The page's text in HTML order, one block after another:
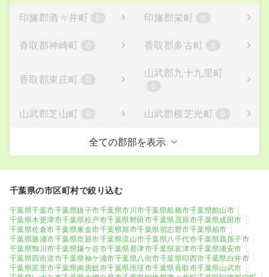
旭市 習志野市
我孫子市
鴨川市 0 鎌ケ谷市 0
富津市
浦安市 四街道市
印西市 1 白井市 0
富里市 0 南房総市 0
印旛郡酒々井町 0 印旛郡栄町 0
香取郡神崎町 0 香取郡多古町 0
香取郡東庄町 0
山武郡九十九里町
0
山武郡芝山町 0 山武郡横芝光町 0
0 長生郡睦沢町
長生郡長生村 0 長生郡白子町 0
長生郡長柄町 0
夷隅郡大多喜町 0 夷隅郡御宿町 0
安房郡鋸南町 0
全ての郡部を表示
千葉県の市区町村で絞り込む
千葉県千葉市千葉県銚子市千葉県市川市千葉県船橋市千葉県館山市
千葉県木更津市千葉県松戸市千葉県野田市千葉県茂原市千葉県成田市
千葉県佐倉市千葉県東金市千葉県旭市千葉県習志野市千葉県柏市
千葉県勝浦市千葉県市原市千葉県流山市千葉県八千代市千葉県我孫子市
千葉県鴨川市千葉県鎌ケ谷市千葉県君津市千葉県富津市千葉県浦安市
千葉県四街道市千葉県袖ケ浦市千葉県八街市千葉県印西市千葉県白井市
千葉県富里市千葉県南房総市千葉県匝瑳市千葉県香取市千葉県山武市